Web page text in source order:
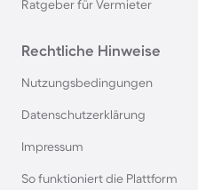
Ratgeber für Vermieter
Rechtliche Hinweise
Nutzungsbedingungen
Datenschutzerklärung
Impressum
So funktioniert die Plattform